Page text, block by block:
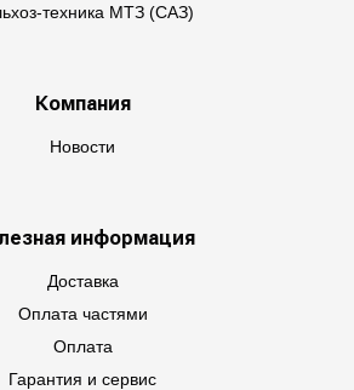
техника МТЗ (САЗ)
Компания
Новости
информация
Доставка
Оплата частями
Оплата
Гарантия и сервис